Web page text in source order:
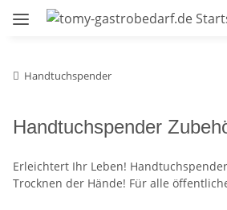
Handtuchspender
Handtuchspender
Erleichtert Ihr Leben!
Trocknen der Hände! Für alle